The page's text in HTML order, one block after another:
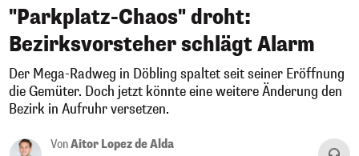
"Parkplatz-Chaos" droht:
Bezirksvorsteher schlägt Alarm
Der Mega-Radweg in Döbling spaltet seit seiner Eröffnung
die Gemüter. Doch jetzt könnte eine weitere Änderung den
Bezirk in Aufruhr versetzen.
VonAitor Lopez de Alda